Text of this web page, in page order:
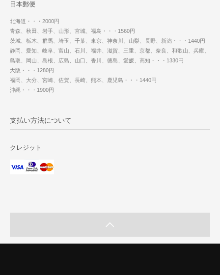
日本郵便
北海道・・・2000円
青森、秋田、岩手、山形、宮城、福島・・・1560円
茨城、栃木、群馬、埼玉、千葉、東京、神奈川、山梨、長野、新潟・・・1440円
静岡、愛知、岐阜、富山、石川、福井、滋賀、三重、京都、奈良、和歌山、兵庫、
鳥取、岡山、島根、広島、山口、香川、徳島、愛媛、高知・・・1330円
大阪・・・1280円
福岡、大分、宮崎、佐賀、長崎、熊本、鹿児島・・・1440円
沖縄・・・1900円
支払い方法について
クレジット